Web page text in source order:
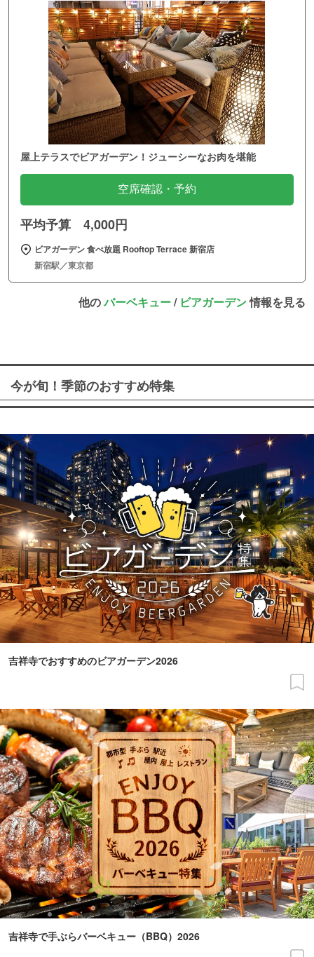
屋上テラスでビアガーデン！ジューシーなお肉を堪能
空席確認・予約
平均予算 4,000円
ビアガーデン 食べ放題 Rooftop Terrace 新宿店
新宿駅／東京都
他のバーベキュー/ ビアガーデン情報を見る
今が旬！季節のおすすめ特集
吉祥寺でおすすめのビアガーデン2026
吉祥寺で手ぶらバーベキュー（BBQ）2026